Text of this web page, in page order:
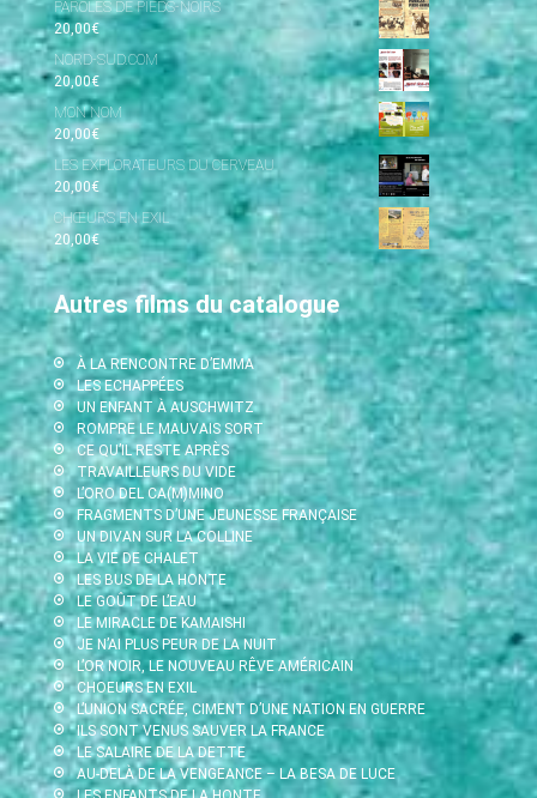
PAROLES DE PIEDS-NOIRS
20,00€
NORD-SUD.COM
20,00€
MON NOM
20,00€
LES EXPLORATEURS DU CERVEAU
20,00€
CHŒURS EN EXIL
20,00€
Autres films du catalogue
À LA RENCONTRE D’EMMA
LES ECHAPPÉES
UN ENFANT À AUSCHWITZ
ROMPRE LE MAUVAIS SORT
CE QU’IL RESTE APRÈS
TRAVAILLEURS DU VIDE
L’ORO DEL CA(M)MINO
FRAGMENTS D’UNE JEUNESSE FRANÇAISE
UN DIVAN SUR LA COLLINE
LA VIE DE CHALET
LES BUS DE LA HONTE
LE GOÛT DE L’EAU
LE MIRACLE DE KAMAISHI
JE N’AI PLUS PEUR DE LA NUIT
L’OR NOIR, LE NOUVEAU RÊVE AMÉRICAIN
CHOEURS EN EXIL
L’UNION SACRÉE, CIMENT D’UNE NATION EN GUERRE
ILS SONT VENUS SAUVER LA FRANCE
LE SALAIRE DE LA DETTE
AU-DELÀ DE LA VENGEANCE – LA BESA DE LUCE